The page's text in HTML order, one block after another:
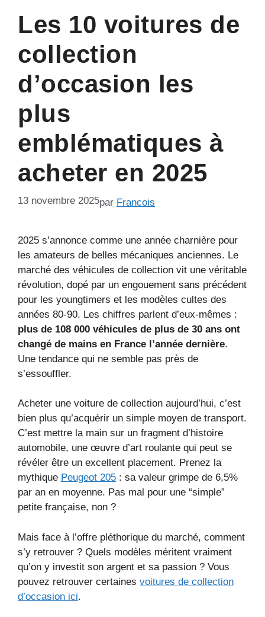
Les 10 voitures de
collection
d’occasion les
plus
emblématiques à
acheter en 2025
13 novembre 2025par Francois
2025 s’annonce comme une année charnière pour
les amateurs de belles mécaniques anciennes. Le
marché des véhicules de collection vit une véritable
révolution, dopé par un engouement sans précédent
pour les youngtimers et les modèles cultes des
années 80-90. Les chiffres parlent d’eux-mêmes :
plus de 108 000 véhicules de plus de 30 ans ont
changé de mains en France l’année dernière.
Une tendance qui ne semble pas près de
s’essouffler.
Acheter une voiture de collection aujourd’hui, c’est
bien plus qu’acquérir un simple moyen de transport.
C’est mettre la main sur un fragment d’histoire
automobile, une œuvre d’art roulante qui peut se
révéler être un excellent placement. Prenez la
mythique Peugeot 205 : sa valeur grimpe de 6,5%
par an en moyenne. Pas mal pour une “simple”
petite française, non ?
Mais face à l’offre pléthorique du marché, comment
s’y retrouver ? Quels modèles méritent vraiment
qu’on y investit son argent et sa passion ? Vous
pouvez retrouver certaines voitures de collection
d’occasion ici.